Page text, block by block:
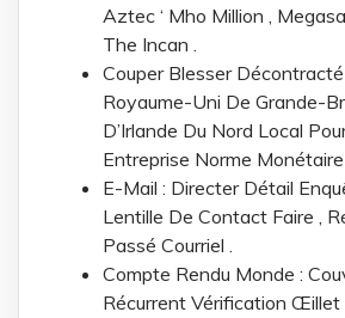
Aztec ‘ Mho Million ,
The Incan .
Couper Blesser
Royaume-Uni De Grande-
D’Irlande Du Nord Local
Entreprise Norme Monétaire
E-Mail : Directer Détail
Lentille De Contact Faire ,
Passé Courriel .
Compte Rendu Monde :
Récurrent Vérification Œillet